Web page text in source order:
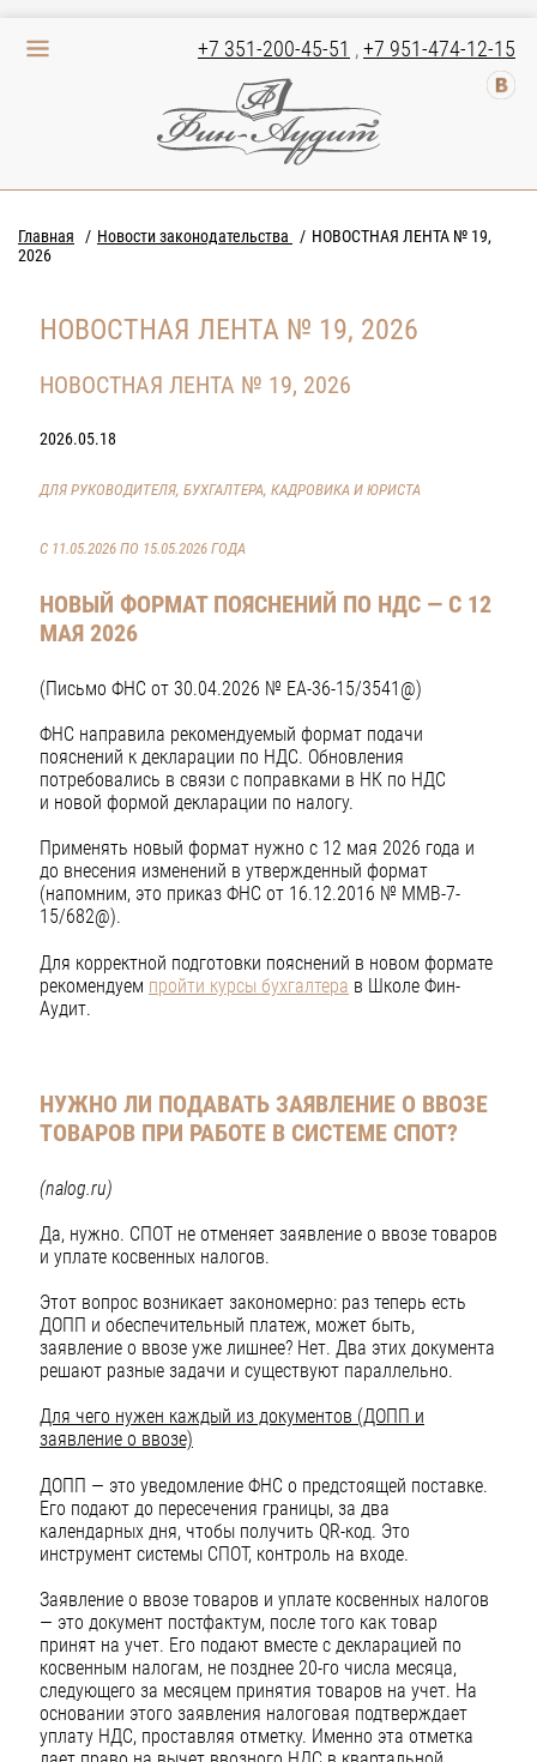
+7 351-200-45-51 ,+7 951-474-12-15
Главная Новости законодательства
НОВОСТНАЯ ЛЕНТА № 19,
2026
НОВОСТНАЯ ЛЕНТА № 19, 2026
НОВОСТНАЯ ЛЕНТА № 19, 2026
2026.05.18
ДЛЯ РУКОВОДИТЕЛЯ, БУХГАЛТЕРА, КАДРОВИКА И ЮРИСТА
С 11.05.2026 ПО 15.05.2026 ГОДА
НОВЫЙ ФОРМАТ ПОЯСНЕНИЙ ПО НДС — С 12
МАЯ 2026
(Письмо ФНС от 30.04.2026 № ЕА-36-15/3541@)
ФНС направила рекомендуемый формат подачи
пояснений к декларации по НДС. Обновления
потребовались в связи с поправками в НК по НДС
и новой формой декларации по налогу.
Применять новый формат нужно с 12 мая 2026 года и
до внесения изменений в утвержденный формат
(напомним, это приказ ФНС от 16.12.2016 № ММВ-7-
15/682@).
Для корректной подготовки пояснений в новом формате
рекомендуем пройти курсы бухгалтера в Школе Фин-
Аудит.
НУЖНО ЛИ ПОДАВАТЬ ЗАЯВЛЕНИЕ О ВВОЗЕ
ТОВАРОВ ПРИ РАБОТЕ В СИСТЕМЕ СПОТ?
(nalog.ru)
Да, нужно. СПОТ не отменяет заявление о ввозе товаров
и уплате косвенных налогов.
Этот вопрос возникает закономерно: раз теперь есть
ДОПП и обеспечительный платеж, может быть,
заявление о ввозе уже лишнее? Нет. Два этих документа
решают разные задачи и существуют параллельно.
Для чего нужен каждый из документов (ДОПП и
заявление о ввозе)
ДОПП — это уведомление ФНС о предстоящей поставке.
Его подают до пересечения границы, за два
календарных дня, чтобы получить QR-код. Это
инструмент системы СПОТ, контроль на входе.
Заявление о ввозе товаров и уплате косвенных налогов
— это документ постфактум, после того как товар
принят на учет. Его подают вместе с декларацией по
косвенным налогам, не позднее 20-го числа месяца,
следующего за месяцем принятия товаров на учет. На
основании этого заявления налоговая подтверждает
уплату НДС, проставляя отметку. Именно эта отметка